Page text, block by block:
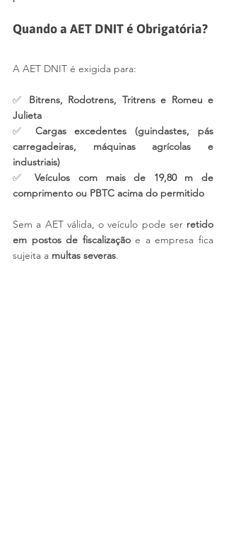
Quando a AET DNIT é Obrigatória?
A AET DNIT é exigida para:
✅ Bitrens, Rodotrens, Tritrens e Romeu e
Julieta
✅ Cargas excedentes (guindastes, pás
carregadeiras, máquinas agrícolas e
industriais)
✅ Veículos com mais de 19,80 m de
comprimento ou PBTC acima do permitido
Sem a AET válida, o veículo pode ser retido
em postos de fiscalização e a empresa fica
sujeita a multas severas.